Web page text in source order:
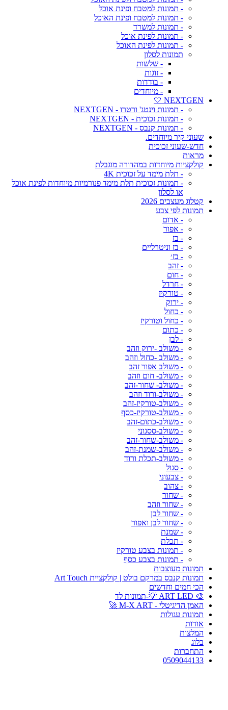
- תמונות למטבח ופינת אוכל
- תמונות למטבח ופינת האוכל
- תמונות למשרד
- תמונות לפינת אוכל
- תמונות לפינת האוכל
תמונות לסלון
- שלשות
- זוגות
- בודדות
- מיוחדים
NEXTGEN 🤍
- תמונות וינטג' ורטרו - NEXTGEN
- תמונות זכוכית - NEXTGEN
- תמונות קנבס - NEXTGEN
שעוני קיר מיוחדים.
חדש-שעוני זכוכית
מראות
קולקציות מיוחדות במהדורה מוגבלת
- תלת מימד על זכוכית 4K
- תמונות זכוכית תלת מימד פנורמיות מיוחדות לפינת אוכל
או לסלון
קטלוג מעצבים 2026
תמונות לפי צבע
- אדום
- אפור
- בז
- בז וניטרליים
- בז׳
- זהב
- חום
- חרדל
- טורקיז
- ירוק
- כחול
- כחול וטורקיז
- כתום
- לבן
- משולב -ירוק וזהב
- משולב -כחול וזהב
- משולב אפור זהב
- משולב- חום וזהב
- משולב- שחור-זהב
- משולב-ורוד וזהב
- משולב-טורקיז-זהב
- משולב-טורקיז-כסף
- משולב-כתום-זהב
- משולב-ססגוני
- משולב-שחור-זהב
- משולב-שמנת-זהב
- משולב-תכלת ורוד
- סגול
- צבעוני
- צהוב
- שחור
- שחור וזהב
- שחור לבן
- שחור לבן ואפור
- שמנת
- תכלת
- תמונות בצבע טורקיז
- תמונות בצבע כסף
תמונות מעוצבות
תמונות קנבס במרקם בולט | קולקציית Art Touch
הכי חמים וחדשים
🎨 ART LED 💡-תמונות לד
האמן הדיגיטלי - M-X ART 🚀
תמונות עגולות
אודות
המלצות
בלוג
התחברות
0509044133